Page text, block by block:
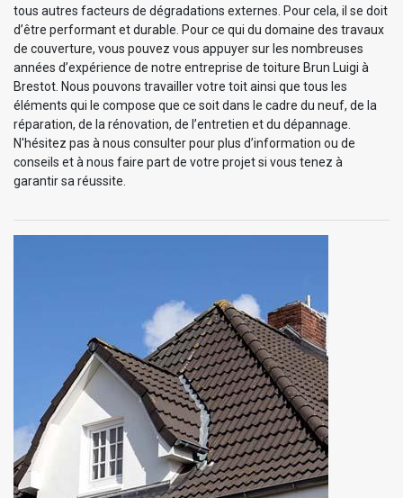
tous autres facteurs de dégradations externes. Pour cela, il se doit
d’être performant et durable. Pour ce qui du domaine des travaux
de couverture, vous pouvez vous appuyer sur les nombreuses
années d’expérience de notre entreprise de toiture Brun Luigi à
Brestot. Nous pouvons travailler votre toit ainsi que tous les
éléments qui le compose que ce soit dans le cadre du neuf, de la
réparation, de la rénovation, de l’entretien et du dépannage.
N'hésitez pas à nous consulter pour plus d’information ou de
conseils et à nous faire part de votre projet si vous tenez à
garantir sa réussite.